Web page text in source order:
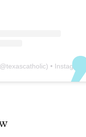
texascatholic) • Instagram